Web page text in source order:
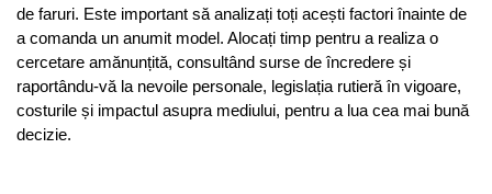
de faruri. Este important să analizați toți acești factori înainte de
a comanda un anumit model. Alocați timp pentru a realiza o
cercetare amănunțită, consultând surse de încredere și
raportându-vă la nevoile personale, legislația rutieră în vigoare,
costurile și impactul asupra mediului, pentru a lua cea mai bună
decizie.